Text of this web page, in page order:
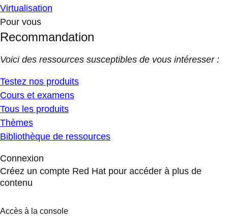
Virtualisation
Pour vous
Recommandation
Voici des ressources susceptibles de vous intéresser :
Testez nos produits
Cours et examens
Tous les produits
Thèmes
Bibliothèque de ressources
Connexion
Créez un compte Red Hat pour accéder à plus de
contenu
Accès à la console